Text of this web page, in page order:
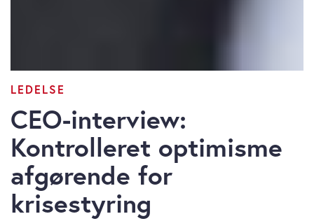
LEDELSE
CEO-interview:
Kontrolleret optimisme
afgørende for
krisestyring